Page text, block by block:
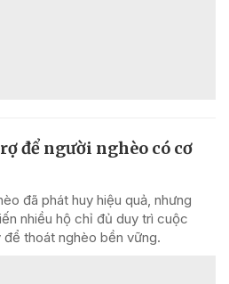
để người nghèo có cơ
đã phát huy hiệu quả, nhưng
nhiều hộ chỉ đủ duy trì cuộc
thoát nghèo bền vững.